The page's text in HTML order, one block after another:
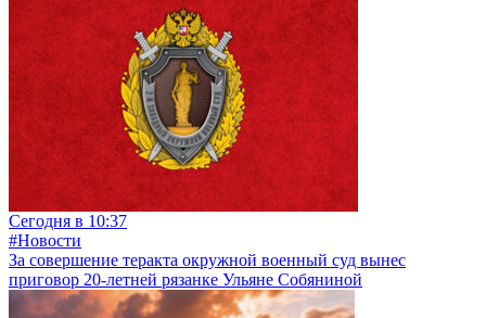
Сегодня в 10:37
#Новости
За совершение теракта окружной военный суд вынес
приговор 20-летней рязанке Ульяне Собяниной